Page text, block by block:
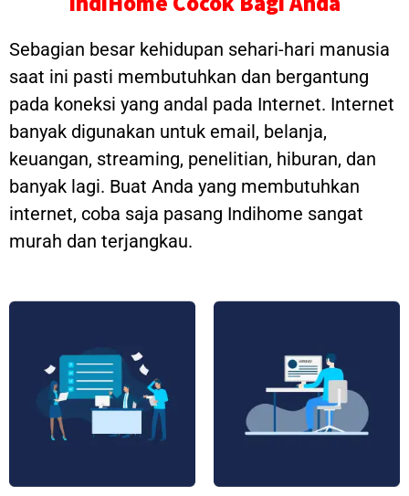
Sebagian besar kehidupan sehari-hari manusia
saat ini pasti membutuhkan dan bergantung
pada koneksi yang andal pada Internet. Internet
banyak digunakan untuk email, belanja,
keuangan, streaming, penelitian, hiburan, dan
banyak lagi. Buat Anda yang membutuhkan
internet, coba saja pasang Indihome sangat
murah dan terjangkau.